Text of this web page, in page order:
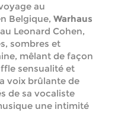
au
Belgique, Warhaus
Leonard Cohen,
sombres et
mêlant de façon
sensualité et
voix brûlante de
de sa vocaliste
une intimité